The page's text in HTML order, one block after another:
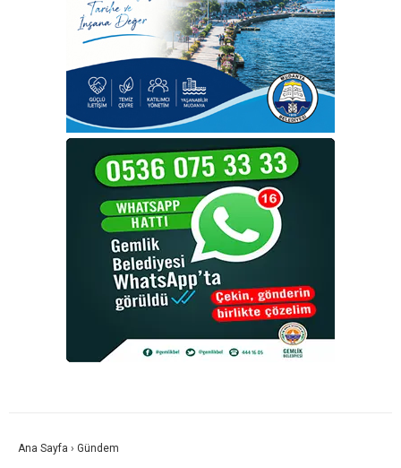
Ana Sayfa › Gündem